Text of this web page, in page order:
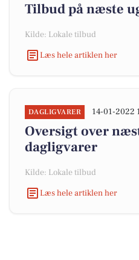
Tilbud på næste
Kilde: Lokale tilbud
Læs hele artiklen her
DAGLIGVARER 14-01-2022
Oversigt over
dagligvarer
Kilde: Lokale tilbud
Læs hele artiklen her